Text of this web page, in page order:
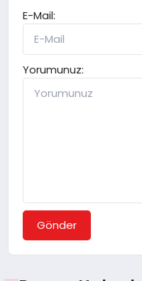
E-Mail:
Yorumunuz:
Gönder